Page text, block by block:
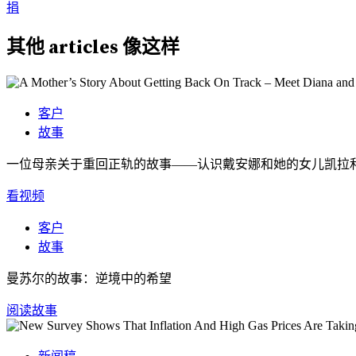
捐
其他 articles 像这样
客户
故事
一位母亲关于重回正轨的故事——认识戴安娜和她的女儿凯拉
看视频
客户
故事
曼苏尔的故事：逆境中的希望
阅读故事